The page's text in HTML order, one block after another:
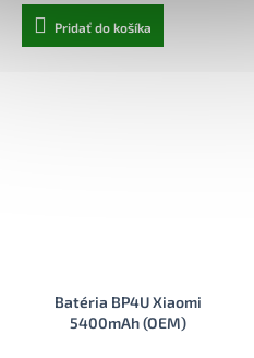
Pridať do košíka
Batéria BP4U Xiaomi
5400mAh (OEM)